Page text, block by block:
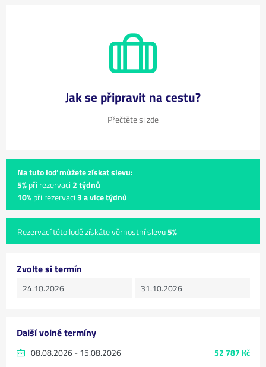
Jak se připravit na cestu?
Přečtěte si zde
Na tuto loď můžete získat slevu:
5%při rezervaci 2 týdnů
10%při rezervaci3 a více týdnů
Rezervací této lodě získáte věrnostní slevu5%
Zvolte si termín
Další volné termíny
08.08.2026 - 15.08.2026
52 787 Kč